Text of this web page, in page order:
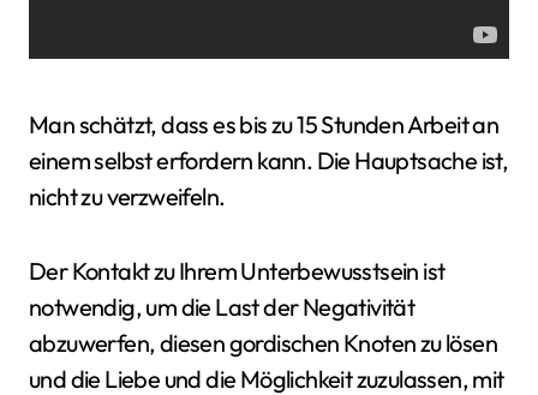
Man schätzt, dass es bis zu 15 Stunden Arbeit an
einem selbst erfordern kann. Die Hauptsache ist,
nicht zu verzweifeln.
Der Kontakt zu Ihrem Unterbewusstsein ist
notwendig, um die Last der Negativität
abzuwerfen, diesen gordischen Knoten zu lösen
und die Liebe und die Möglichkeit zuzulassen, mit